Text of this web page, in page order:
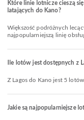
Które linie lotnicze cieszą
latających do Kano?
Większość podróżnych
najpopularniejszą linię
Ile lotów jest dostępnych z
Z Lagos do Kano jest 5 lotów.
Jakie są najpopularniejsze